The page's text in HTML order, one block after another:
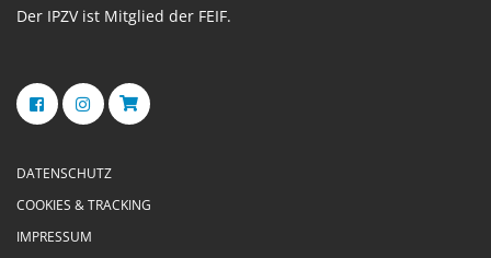
Der IPZV ist Mitglied der FEIF.
DATENSCHUTZ
COOKIES & TRACKING
IMPRESSUM